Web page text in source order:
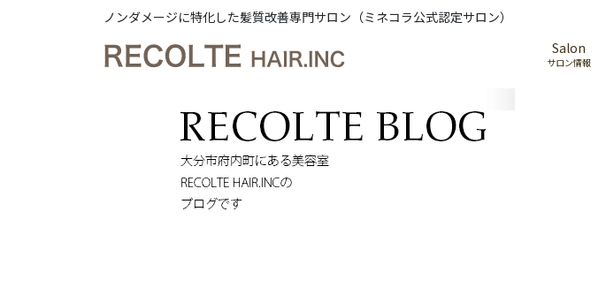
ノンダメージに特化した髪質改善専門サロン（ミネコラ公式認定サロン）
Salon
サロン情報